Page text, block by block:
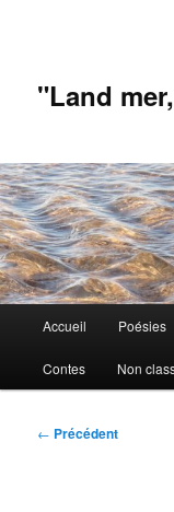
"Land
principal
Accueil Poésies
Contes Non
Navigation
← Précédent